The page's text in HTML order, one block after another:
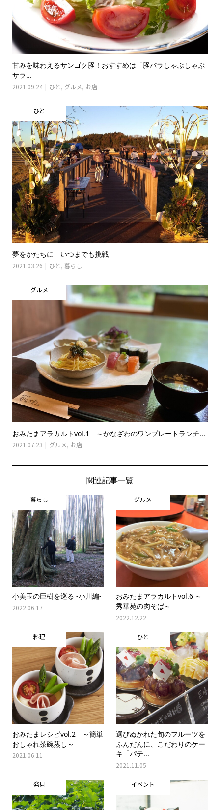
甘みを味わえるサンゴク豚！おすすめは「豚バラしゃぶしゃぶ
サラ...
2021.09.24 ひと , グルメ, お店
ひと
夢をかたちに いつまでも挑戦
2021.03.26 ひと , 暮らし
グルメ
おみたまアラカルトvol.1 ～かなざわのワンプレートランチ...
2021.07.23 グルメ, お店
関連記事一覧
暮らし
小美玉の巨樹を巡る -小川編-
2022.06.17
グルメ
おみたまアラカルトvol.6 ～
秀華苑の肉そば～
2022.12.22
料理
おみたまレシピvol.2 ～簡単
おしゃれ茶碗蒸し～
2021.06.11
ひと
選びぬかれた旬のフルーツを
ふんだんに、こだわりのケー
キ「パテ...
2021.11.05
発見 イベント